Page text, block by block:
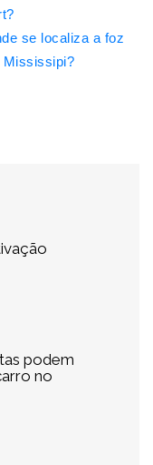
podem
no
se localiza a foz
Mississipi?